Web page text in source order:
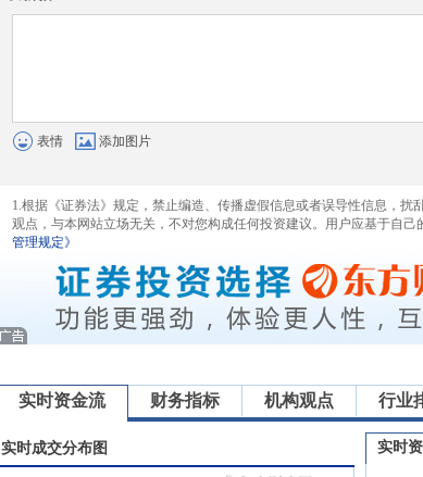
表情 添加图片
1.根据《证券法》规定，禁止编造、传播虚假信息或者误导性信息，
观点，与本网站立场无关，不对您构成任何投资建议。用户应基于自己
管理规定》
实时资金流 财务指标 机构观点 行业
实时成交分布图 实时